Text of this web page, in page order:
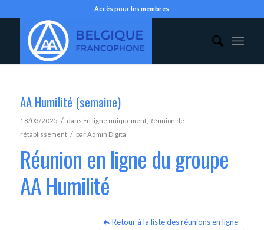
Accès pour les membres
AA Humilité (semaine)
18/03/2025 / dans En ligne uniquement, Réunion de
rétablissement / parAdmin Digital
Réunion en ligne du groupe
AA Humilité
Retour à la liste des réunions en ligne